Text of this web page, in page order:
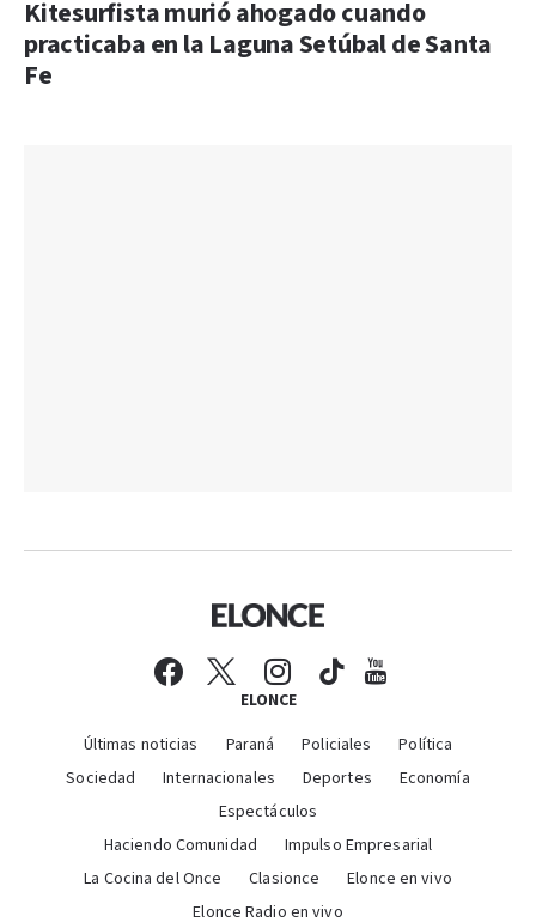
Kitesurfista murió ahogado cuando
practicaba en la Laguna Setúbal de Santa
Fe
ELONCE
Últimas noticias Paraná Policiales
Política
Sociedad
Internacionales Deportes
Economía
Espectáculos
Haciendo Comunidad
Impulso Empresarial
La Cocina del Once
Clasionce
Elonce en vivo
Elonce Radio en vivo